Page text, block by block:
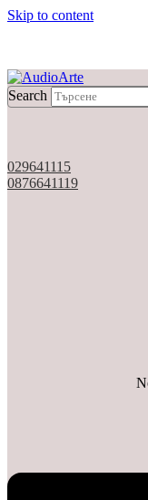
Skip to content
Search
029641115
0876641119